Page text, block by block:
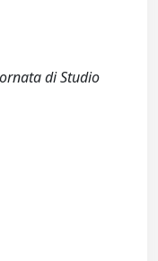
di Studio